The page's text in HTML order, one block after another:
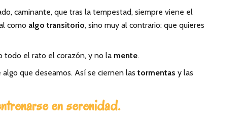
caminante, que tras la tempestad, siempre viene el
como algo transitorio, sino muy al contrario: que quieres
todo el rato el corazón, y no la mente.
algo que deseamos. Así se ciernen las tormentas y las
en serenidad.